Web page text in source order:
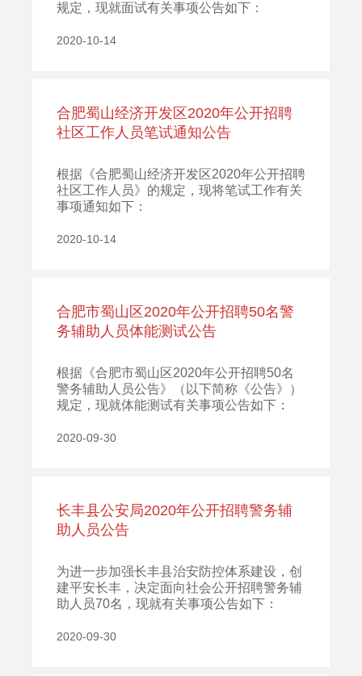
规定，现就面试有关事项公告如下：
2020-10-14
合肥蜀山经济开发区2020年公开招聘
社区工作人员笔试通知公告
根据《合肥蜀山经济开发区2020年公开招聘
社区工作人员》的规定，现将笔试工作有关
事项通知如下：
2020-10-14
合肥市蜀山区2020年公开招聘50名警
务辅助人员体能测试公告
根据《合肥市蜀山区2020年公开招聘50名
警务辅助人员公告》（以下简称《公告》）
规定，现就体能测试有关事项公告如下：
2020-09-30
长丰县公安局2020年公开招聘警务辅
助人员公告
为进一步加强长丰县治安防控体系建设，创
建平安长丰，决定面向社会公开招聘警务辅
助人员70名，现就有关事项公告如下：
2020-09-30